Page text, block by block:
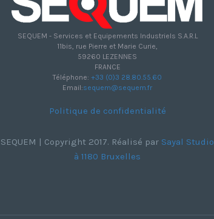
SEQUEM - Services et Equipements Industriels S.A.R.L
11bis, rue Pierre et Marie Curie,
59260 LEZENNES
FRANCE
Téléphone: +33 (0)3 28.80.55.60
Email:sequem@sequem.fr
Politique de confidentialité
SEQUEM | Copyright 2017. Réalisé par Sayal Studio
à 1180 Bruxelles